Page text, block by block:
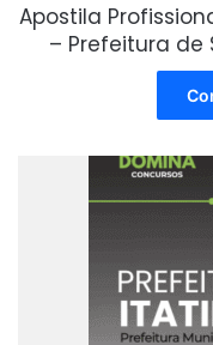
Apostila
– Prefeitura de